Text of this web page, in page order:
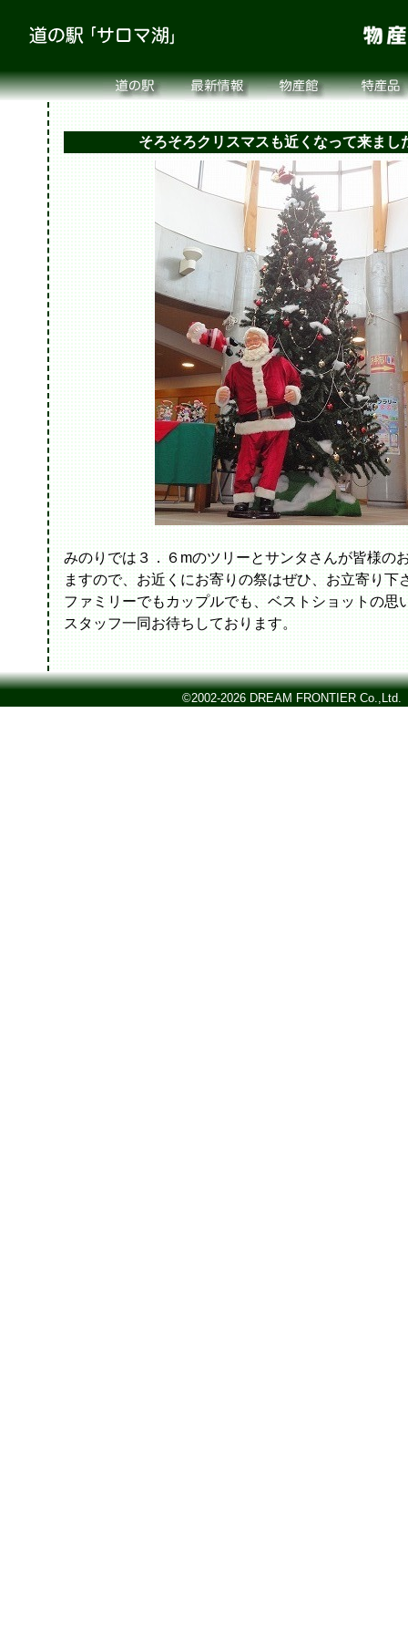
そろそろクリスマスも近くなって来まし
みのりでは３．６mのツリーとサンタさんが皆様の
ますので、お近くにお寄りの祭はぜひ、お立寄り下
ファミリーでもカップルでも、ベストショットの思
スタッフ一同お待ちしております。
©2002-2026 DREAM FRONTIER Co.,Ltd.